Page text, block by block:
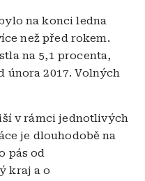
na konci ledna
než před rokem.
na 5,1 procenta,
února 2017. Volných
v rámci jednotlivých
je dlouhodobě na
pás od
kraj a o